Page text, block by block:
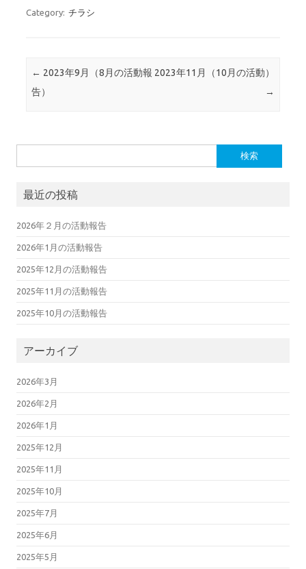
Category: チラシ
Post navigation
← 2023年9月（8月の活動報
告）
2023年11月（10月の活動）
→
最近の投稿
2026年２月の活動報告
2026年1月の活動報告
2025年12月の活動報告
2025年11月の活動報告
2025年10月の活動報告
アーカイブ
2026年3月
2026年2月
2026年1月
2025年12月
2025年11月
2025年10月
2025年7月
2025年6月
2025年5月